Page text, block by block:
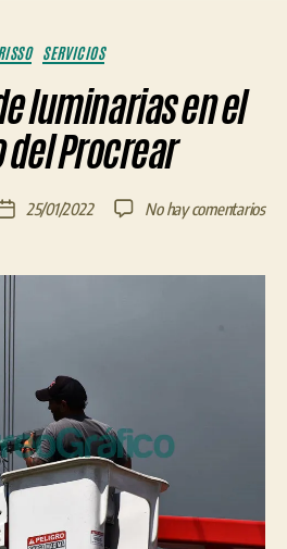
Categorías
SERVICIOS
luminarias en el
Procrear
Fecha
entrada
25/01/2022 No hay comentariosen